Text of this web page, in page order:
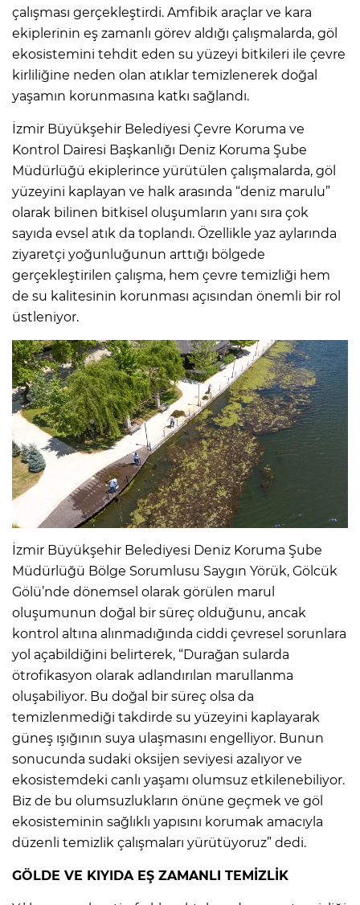
çalışması gerçekleştirdi. Amfibik araçlar ve kara
ekiplerinin eş zamanlı görev aldığı çalışmalarda, göl
ekosistemini tehdit eden su yüzeyi bitkileri ile çevre
kirliliğine neden olan atıklar temizlenerek doğal
yaşamın korunmasına katkı sağlandı.
İzmir Büyükşehir Belediyesi Çevre Koruma ve
Kontrol Dairesi Başkanlığı Deniz Koruma Şube
Müdürlüğü ekiplerince yürütülen çalışmalarda, göl
yüzeyini kaplayan ve halk arasında “deniz marulu”
olarak bilinen bitkisel oluşumların yanı sıra çok
sayıda evsel atık da toplandı. Özellikle yaz aylarında
ziyaretçi yoğunluğunun arttığı bölgede
gerçekleştirilen çalışma, hem çevre temizliği hem
de su kalitesinin korunması açısından önemli bir rol
üstleniyor.
İzmir Büyükşehir Belediyesi Deniz Koruma Şube
Müdürlüğü Bölge Sorumlusu Saygın Yörük, Gölcük
Gölü’nde dönemsel olarak görülen marul
oluşumunun doğal bir süreç olduğunu, ancak
kontrol altına alınmadığında ciddi çevresel sorunlara
yol açabildiğini belirterek, “Durağan sularda
ötrofikasyon olarak adlandırılan marullanma
oluşabiliyor. Bu doğal bir süreç olsa da
temizlenmediği takdirde su yüzeyini kaplayarak
güneş ışığının suya ulaşmasını engelliyor. Bunun
sonucunda sudaki oksijen seviyesi azalıyor ve
ekosistemdeki canlı yaşamı olumsuz etkilenebiliyor.
Biz de bu olumsuzlukların önüne geçmek ve göl
ekosisteminin sağlıklı yapısını korumak amacıyla
düzenli temizlik çalışmaları yürütüyoruz” dedi.
GÖLDE VE KIYIDA EŞ ZAMANLI TEMİZLİK